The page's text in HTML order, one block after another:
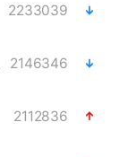
2233039
2146346
2112836